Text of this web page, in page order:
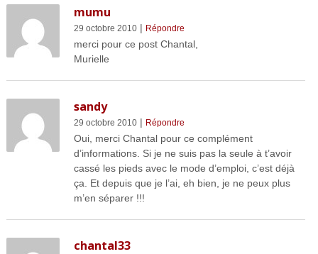
mumu
29 octobre 2010| Répondre
merci pour ce post Chantal,
Murielle
sandy
29 octobre 2010| Répondre
Oui, merci Chantal pour ce complément
d’informations. Si je ne suis pas la seule à t’avoir
cassé les pieds avec le mode d’emploi, c’est déjà
ça. Et depuis que je l’ai, eh bien, je ne peux plus
m’en séparer !!!
chantal33